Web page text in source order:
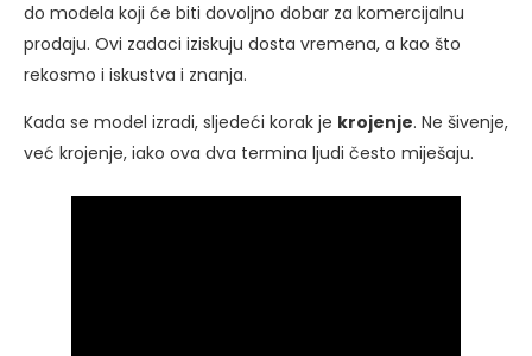
do modela koji će biti dovoljno dobar za komercijalnu
prodaju. Ovi zadaci iziskuju dosta vremena, a kao što
rekosmo i iskustva i znanja.
Kada se model izradi, sljedeći korak je krojenje. Ne šivenje,
već krojenje, iako ova dva termina ljudi često miješaju.